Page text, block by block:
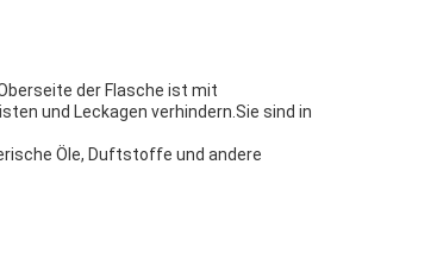
der Flasche ist mit
und Leckagen verhindern.Sie sind in
Öle, Duftstoffe und andere